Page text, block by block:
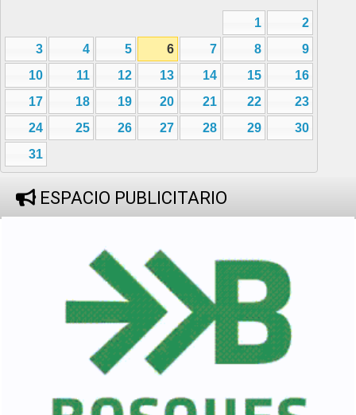
1
2
3
4 5 6 7 8
9
10
11 12 13 14 15
16
17
18 19 20 21 22
23
24
25 26 27 28 29
30
31
ESPACIO PUBLICITARIO